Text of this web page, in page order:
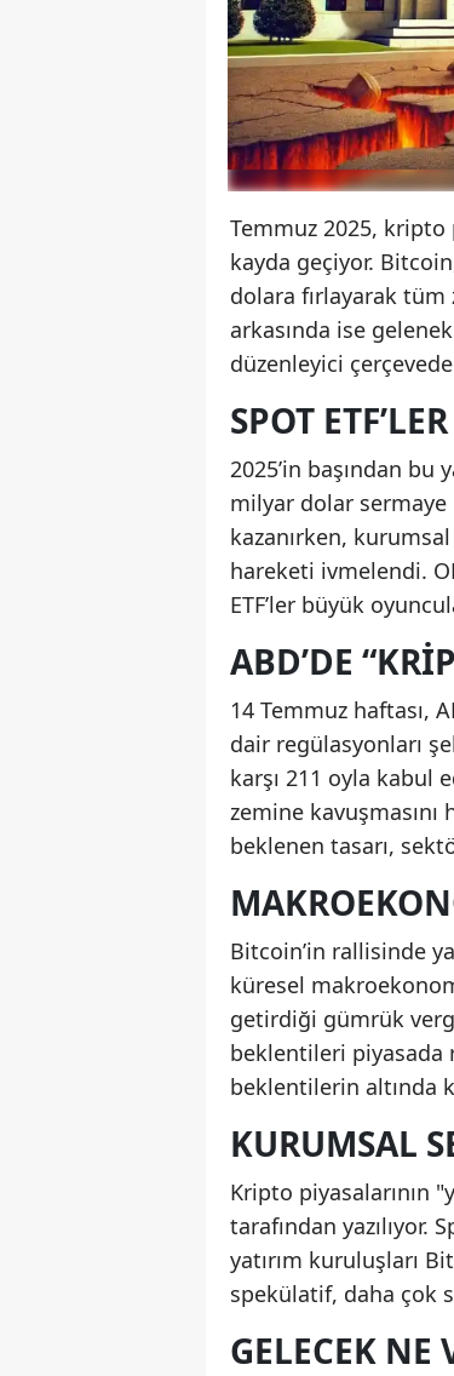
Temmuz 2025, kripto
kayda geçiyor.
dolara fırlayarak tüm
arkasında ise
düzenleyici
SPOT
2025’in başından bu
milyar dolar
kazanırken,
hareketi ivmelendi.
ETF’ler büyük
ABD’DE
14 Temmuz haftası,
dair regülasyonları
karşı 211 oyla kabul
zemine kavuşmasını
beklenen tasarı,
Bitcoin’in rallisinde
küresel
getirdiği gümrük
beklentileri piyasada
beklentilerin altında
KURUMSAL
Kripto piyasalarının
tarafından yazılıyor.
yatırım kuruluşları
spekülatif, daha çok
GELECEK NE